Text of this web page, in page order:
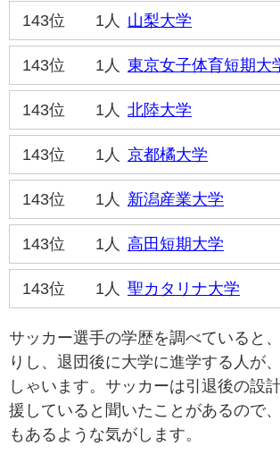
143位 1人 山梨大学
143位 1人 東京女子体育短期大
143位 1人 北陸大学
143位 1人 京都橘大学
143位 1人 新潟産業大学
143位 1人 高田短期大学
143位 1人 聖カタリナ大学
サッカー選手の学歴を調べていると
りし、退団後に大学に進学する人が
しゃいます。サッカーは引退後の設
援していると聞いたことがあるので
もあるような気がします。